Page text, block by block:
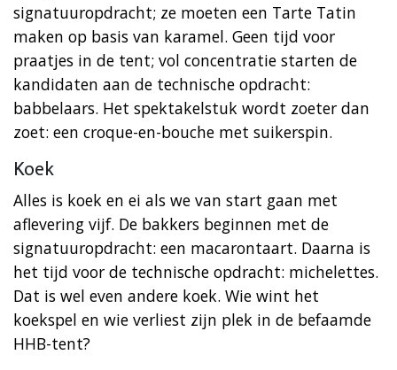
signatuuropdracht; ze moeten een Tarte Tatin
maken op basis van karamel. Geen tijd voor
praatjes in de tent; vol concentratie starten de
kandidaten aan de technische opdracht:
babbelaars. Het spektakelstuk wordt zoeter dan
zoet: een croque-en-bouche met suikerspin.
Koek
Alles is koek en ei als we van start gaan met
aflevering vijf. De bakkers beginnen met de
signatuuropdracht: een macarontaart. Daarna is
het tijd voor de technische opdracht: michelettes.
Dat is wel even andere koek. Wie wint het
koekspel en wie verliest zijn plek in de befaamde
HHB-tent?